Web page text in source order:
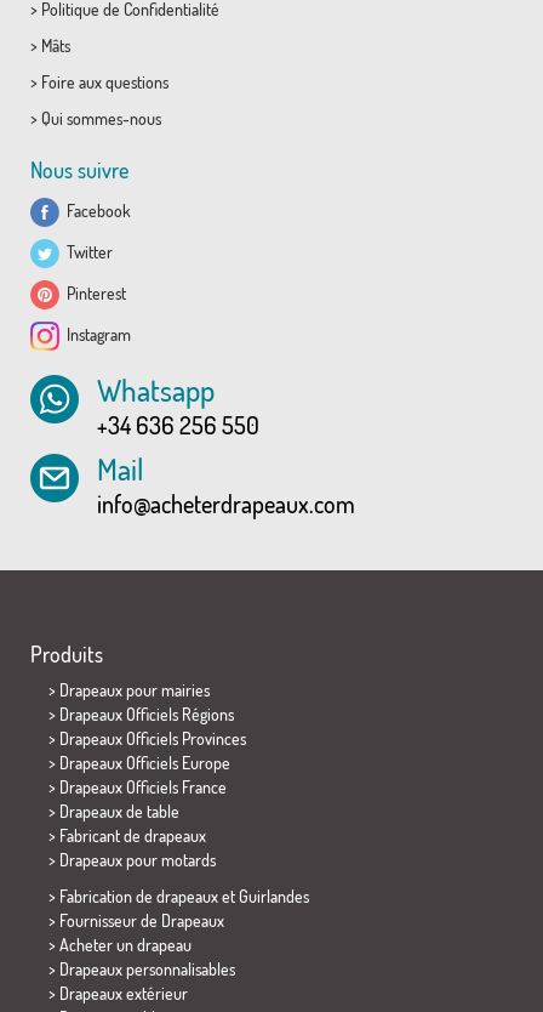
> Politique de Confidentialité
> Mâts
> Foire aux questions
> Qui sommes-nous
Nous suivre
Facebook
Twitter
Pinterest
Instagram
Whatsapp
+34 636 256 550
Mail
info@acheterdrapeaux.com
Produits
> Drapeaux pour mairies
> Drapeaux Officiels Régions
> Drapeaux Officiels Provinces
> Drapeaux Officiels Europe
> Drapeaux Officiels France
> Drapeaux de table
> Fabricant de drapeaux
> Drapeaux pour motards
> Fabrication de drapeaux et Guirlandes
> Fournisseur de Drapeaux
> Acheter un drapeau
> Drapeaux personnalisables
> Drapeaux extérieur